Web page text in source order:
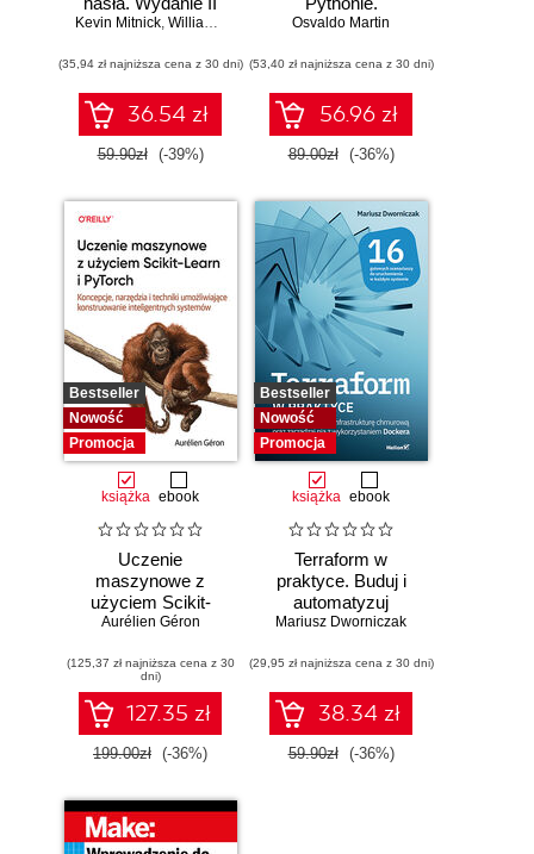
Kevin Mitnick, William L. Simon
(35,94 zł najniższa cena z 30 dni)
36.54 zł
59.90zł (-39%)
Praktyczny
modelowaniu
probabilistycznym.
Wydanie III
Osvaldo Martin
(53,40 zł najniższa cena z 30 dni)
56.96 zł
89.00zł (-36%)
Bestseller
Nowość
Promocja
książka ebook
Uczenie
maszynowe z
użyciem Scikit-
Learn i PyTorch.
narzędzia i techniki
umożliwiające
konstruowanie
inteligentnych
systemów
Aurélien Géron
(125,37 zł najniższa cena z 30
dni)
127.35 zł
199.00zł (-36%)
Bestseller
Nowość
Promocja
książka ebook
Terraform w
praktyce. Buduj i
automatyzuj
infrastrukturę
zarządzaj nią z
wykorzystaniem
Dockera
Mariusz Dworniczak
(29,95 zł najniższa cena z 30 dni)
38.34 zł
59.90zł (-36%)